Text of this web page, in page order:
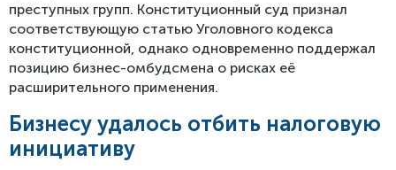
преступных групп. Конституционный суд признал
соответствующую статью Уголовного кодекса
конституционной, однако одновременно поддержал
позицию бизнес-омбудсмена о рисках её
расширительного применения.
Бизнесу удалось отбить налоговую
инициативу